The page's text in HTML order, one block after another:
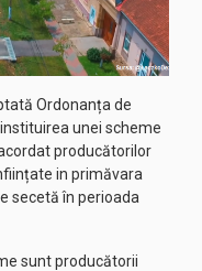
Ordonanța de
unei scheme
producătorilor
in primăvara
secetă în perioada
sunt producătorii